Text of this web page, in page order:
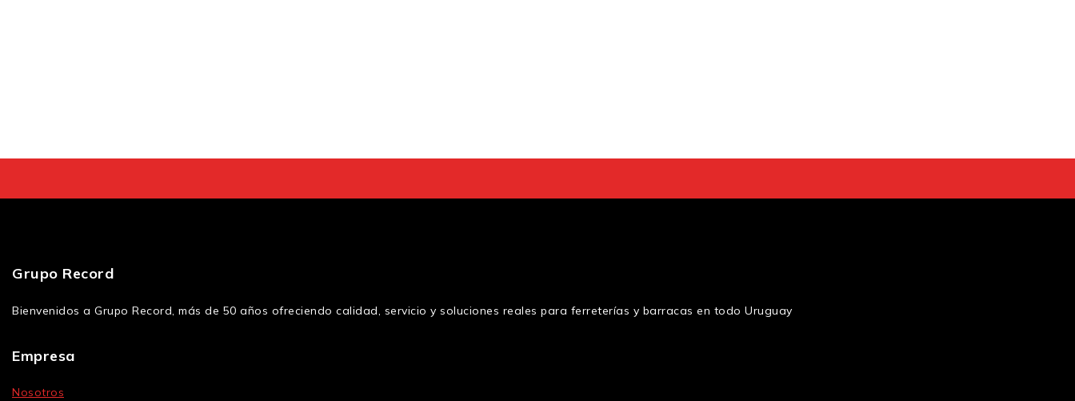
Grupo Record
Bienvenidos a Grupo Record, más de 50 años ofreciendo calidad, servicio y soluciones reales para ferreterías y barracas en todo Uruguay
Empresa
Nosotros